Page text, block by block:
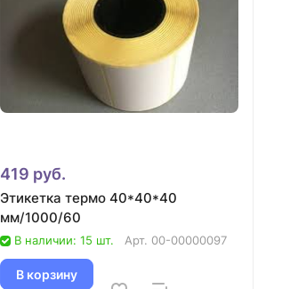
419 руб.
Этикетка термо 40*40*40
мм/1000/60
В наличии: 15 шт. Арт. 00-00000097
В корзину